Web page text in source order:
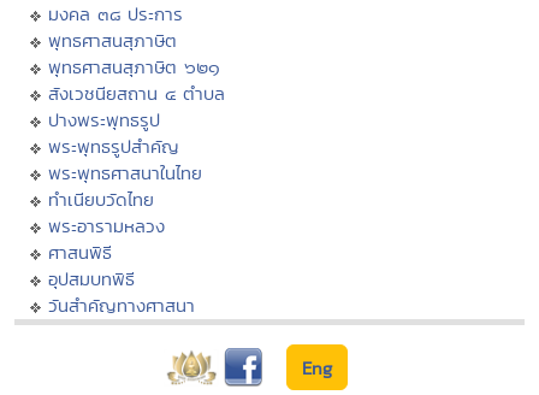
มงคล ๓๘ ประการ
พุทธศาสนสุภาษิต
พุทธศาสนสุภาษิต ๖๒๑
สังเวชนียสถาน ๔ ตำบล
ปางพระพุทธรูป
พระพุทธรูปสำคัญ
พระพุทธศาสนาในไทย
ทำเนียบวัดไทย
พระอารามหลวง
ศาสนพิธี
อุปสมบทพิธี
วันสำคัญทางศาสนา
Eng